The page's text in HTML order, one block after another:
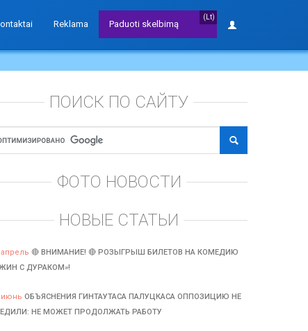
Reklama
(Lt)
Paduoti skelbimą
ПОИСК ПО САЙТУ
ФОТО НОВОСТИ
НОВЫЕ СТАТЬИ
апрель 🔴 ВНИМАНИЕ! 🔴 РОЗЫГРЫШ БИЛЕТОВ НА КОМЕДИЮ
С ДУРАКОМ»!
июнь ОБЪЯСНЕНИЯ ГИНТАУТАСА ПАЛУЦКАСА ОППОЗИЦИЮ НЕ
НЕ МОЖЕТ ПРОДОЛЖАТЬ РАБОТУ